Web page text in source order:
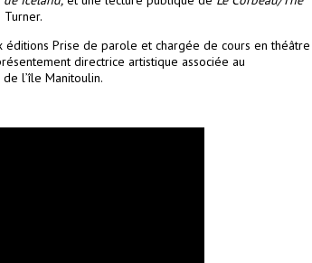
Prise de parole et chargée de cours en théâtre
directrice artistique associée au
l’île Manitoulin.